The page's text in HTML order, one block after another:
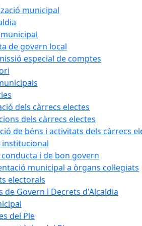
municipal
de govern local
especial de comptes
dels càrrecs electes
dels càrrecs electes
de béns i activitats dels càrrecs
institucional
conducta i de bon govern
municipal a òrgans col·legiats
electorals
de Govern i Decrets d'Alcaldia
del Ple